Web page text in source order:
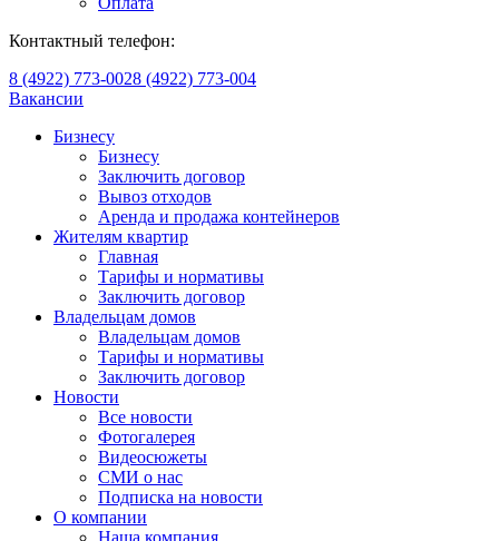
Контактный телефон:
8 (4922) 773-0028 (4922) 773-004
Вакансии
Бизнесу
Бизнесу
Заключить договор
Вывоз отходов
Аренда и продажа контейнеров
Жителям квартир
Главная
Тарифы и нормативы
Заключить договор
Владельцам домов
Владельцам домов
Тарифы и нормативы
Заключить договор
Новости
Все новости
Фотогалерея
Видеосюжеты
СМИ о нас
Подписка на новости
О компании
Наша компания